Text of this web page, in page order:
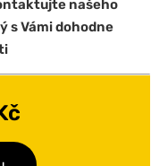
našeho
s Vámi dohodne